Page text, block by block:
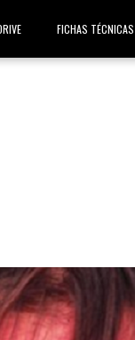
FICHAS TÉCNICAS